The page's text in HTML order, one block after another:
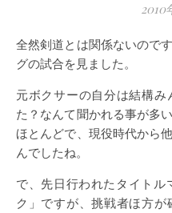
2010
全然剣道とは関係ないのですが、この間久しぶりにボクシン
グの試合を見ました。
元ボクサーの自分は結構
た？なんて聞かれる事が多
ほとんどで、現役時代から
んでしたね。
で、先日行われたタイトル
ク」ですが、挑戦者ほ方